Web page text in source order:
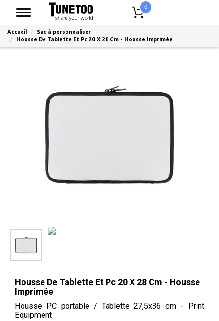
0
Accueil
Sac à personnaliser
Housse De Tablette Et Pc 20 X 28 Cm - Housse Imprimée
Housse De Tablette Et Pc 20 X 28 Cm - Housse
Imprimée
Housse PC portable / Tablette 27,5x36 cm - Print
Equipment